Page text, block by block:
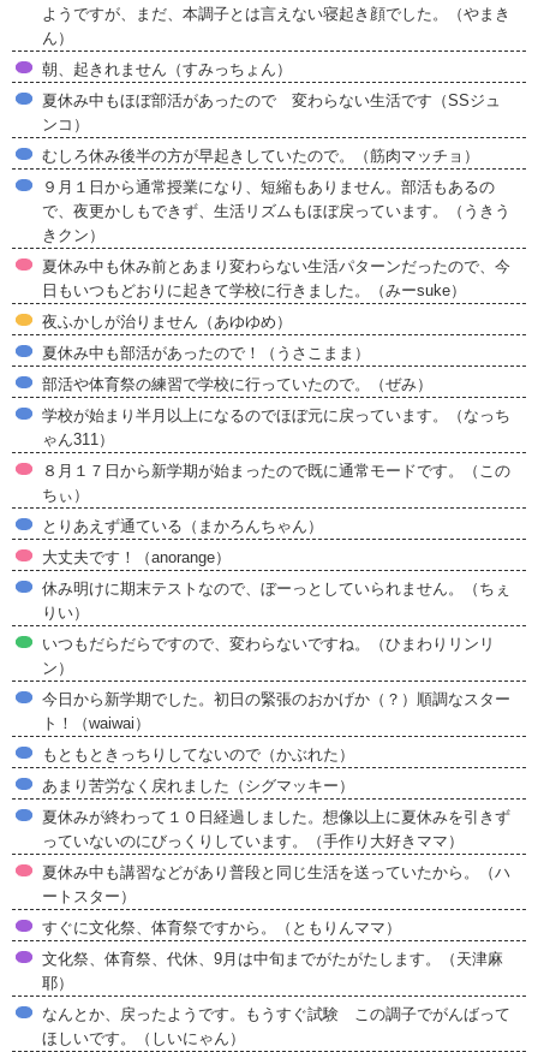
ようですが、まだ、本調子とは言えない寝起き顔でした。（やまき
ん）
朝、起きれません（すみっちょん）
夏休み中もほぼ部活があったので 変わらない生活です（SSジュ
ンコ）
むしろ休み後半の方が早起きしていたので。（筋肉マッチョ）
９月１日から通常授業になり、短縮もありません。部活もあるの
で、夜更かしもできず、生活リズムもほぼ戻っています。（うきう
きクン）
夏休み中も休み前とあまり変わらない生活パターンだったので、今
日もいつもどおりに起きて学校に行きました。（みーsuke）
夜ふかしが治りません（あゆゆめ）
夏休み中も部活があったので！（うさこまま）
部活や体育祭の練習で学校に行っていたので。（ぜみ）
学校が始まり半月以上になるのでほぼ元に戻っています。（なっち
ゃん311）
８月１７日から新学期が始まったので既に通常モードです。（この
ちぃ）
とりあえず通ている（まかろんちゃん）
大丈夫です！（anorange）
休み明けに期末テストなので、ぼーっとしていられません。（ちぇ
りい）
いつもだらだらですので、変わらないですね。（ひまわりリンリ
ン）
今日から新学期でした。初日の緊張のおかげか（？）順調なスター
ト！（waiwai）
もともときっちりしてないので（かぶれた）
あまり苦労なく戻れました（シグマッキー）
夏休みが終わって１０日経過しました。想像以上に夏休みを引きず
っていないのにびっくりしています。（手作り大好きママ）
夏休み中も講習などがあり普段と同じ生活を送っていたから。（ハ
ートスター）
すぐに文化祭、体育祭ですから。（ともりんママ）
文化祭、体育祭、代休、9月は中旬までがたがたします。（天津麻
耶）
なんとか、戻ったようです。もうすぐ試験 この調子でがんばって
ほしいです。（しいにゃん）